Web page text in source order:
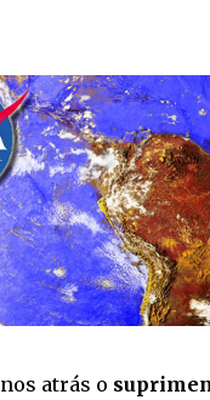
atrás o